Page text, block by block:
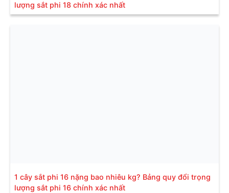
lượng sắt phi 18 chính xác nhất
1 cây sắt phi 16 nặng bao nhiêu kg? Bảng quy đổi trọng
lượng sắt phi 16 chính xác nhất